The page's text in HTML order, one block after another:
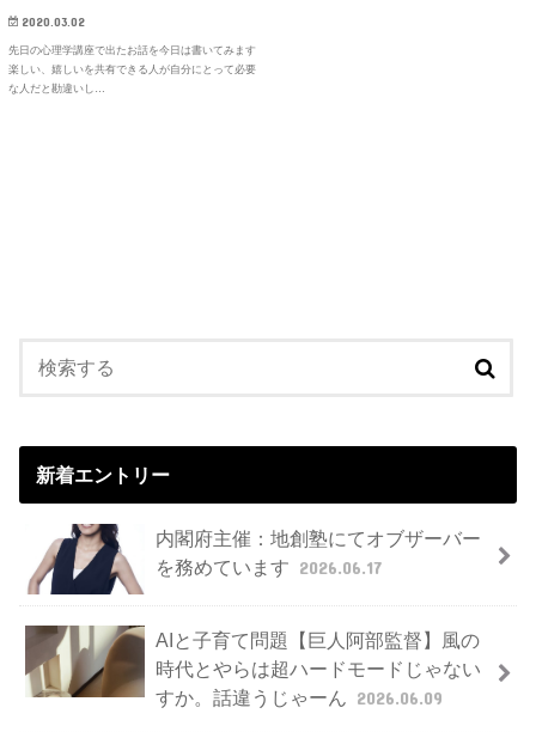
2020.03.02
先日の心理学講座で出たお話を今日は書いてみます
楽しい、嬉しいを共有できる人が自分にとって必要
な人だと勘違いし…
新着エントリー
内閣府主催：地創塾にてオブザーバー
を務めています 2026.06.17
AIと子育て問題【巨人阿部監督】風の
時代とやらは超ハードモードじゃない
すか。話違うじゃーん 2026.06.09